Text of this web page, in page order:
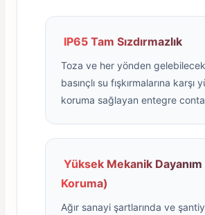
IP65 Tam Sızdırmazlık
Toza ve her yönden
basınçlı su fışkırmalarına karşı
koruma sağlayan entegre
Yüksek Mekanik Dayanım
Koruma)
Ağır sanayi şartlarında ve